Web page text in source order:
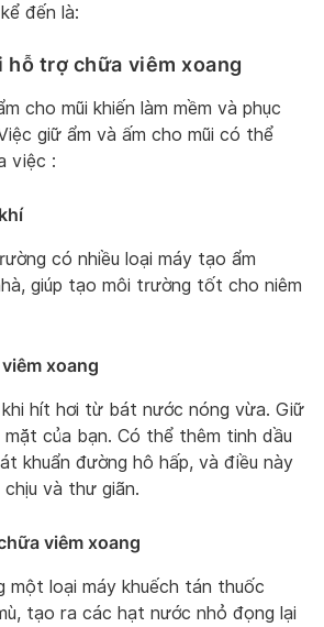
đến là:
hỗ trợ chữa viêm xoang
cho mũi khiến làm mềm và phục
giữ ẩm và ấm cho mũi có thể
việc :
có nhiều loại máy tạo ẩm
giúp tạo môi trường tốt cho niêm
xoang
khi hít hơi từ bát nước nóng vừa. Giữ
của bạn. Có thể thêm tinh dầu
khuẩn đường hô hấp, và điều này
và thư giãn.
viêm xoang
một loại máy khuếch tán thuốc
tạo ra các hạt nước nhỏ đọng lại